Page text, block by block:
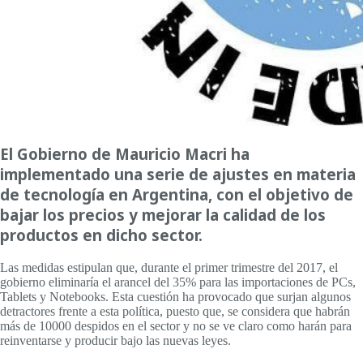
El Gobierno de Mauricio Macri ha
implementado una serie de ajustes en materia
de tecnología en Argentina, con el objetivo de
bajar los precios y mejorar la calidad de los
productos en dicho sector.
Las medidas estipulan que, durante el primer trimestre del 2017, el
gobierno eliminaría el arancel del 35% para las importaciones de PCs,
Tablets y Notebooks. Esta cuestión ha provocado que surjan algunos
detractores frente a esta política, puesto que, se considera que habrán
más de 10000 despidos en el sector y no se ve claro como harán para
reinventarse y producir bajo las nuevas leyes.